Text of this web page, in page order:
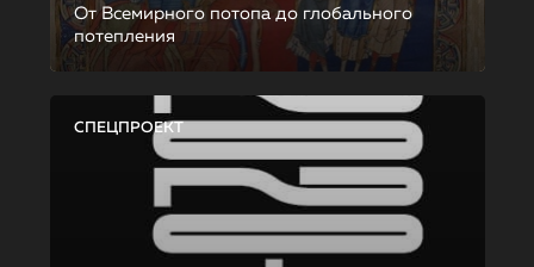
От Всемирного потопа до глобального
потепления
СПЕЦПРОЕКТ